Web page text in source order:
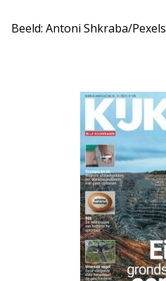
Beeld: Antoni Shkraba/Pexels